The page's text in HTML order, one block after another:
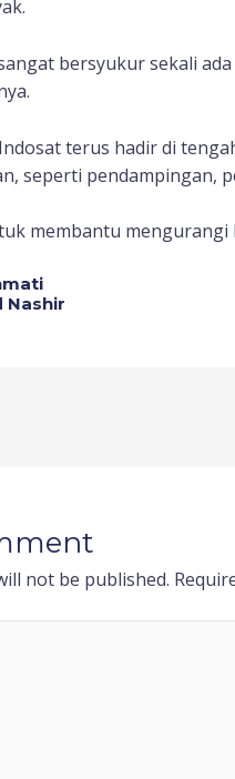
bersyukur sekali
terus hadir di
seperti pendampingan,
membantu
Nashir
not be published.